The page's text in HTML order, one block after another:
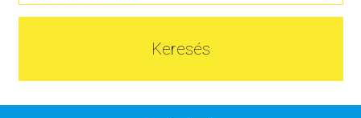
Keresés